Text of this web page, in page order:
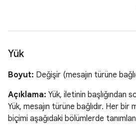
Yük
Boyut: Değişir (mesajın türüne
Açıklama: Yük, iletinin başlığından
Yük, mesajın türüne bağlıdır. Her bir
biçimi aşağıdaki bölümlerde